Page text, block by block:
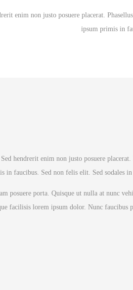
enim non justo posuere placerat.
ipsum primis in
hendrerit enim non justo posuere
in faucibus. Sed non felis elit. Sed
posuere porta. Quisque ut nulla at nunc
facilisis lorem ipsum dolor. Nunc